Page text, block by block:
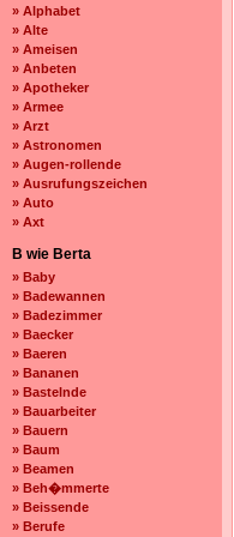
» Alphabet
» Alte
» Ameisen
» Anbeten
» Apotheker
» Armee
» Arzt
» Astronomen
» Augen-rollende
» Ausrufungszeichen
» Auto
» Axt
B wie Berta
» Baby
» Badewannen
» Badezimmer
» Baecker
» Baeren
» Bananen
» Bastelnde
» Bauarbeiter
» Bauern
» Baum
» Beamen
» Beh�mmerte
» Beissende
» Berufe